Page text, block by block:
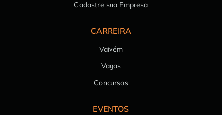
Cadastre sua Empresa
CARREIRA
Vaivém
Vagas
Concursos
EVENTOS